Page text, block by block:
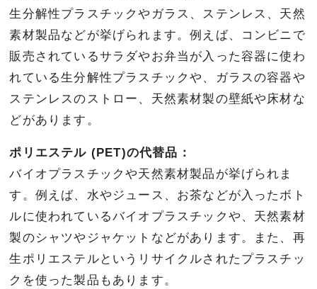
生分解性プラスチックやガラス、ステンレス、天然
素材製品などが挙げられます。例えば、コンビニで
販売されているサラダやお弁当が入った容器に使わ
れている生分解性プラスチックや、ガラスの容器や
ステンレスのストロー、天然素材製の壁紙や床材な
どがあります。
ポリエステル (PET)の代替品：
バイオプラスチックや天然素材製品が挙げられま
す。例えば、水やジュース、お茶などが入ったボト
ルに使われているバイオプラスチックや、天然素材
製のシャツやジャケットなどがあります。また、再
生ポリエステルというリサイクルされたプラスチッ
クを使った製品もあります。